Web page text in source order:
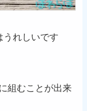
うれしいです
組むことが出来